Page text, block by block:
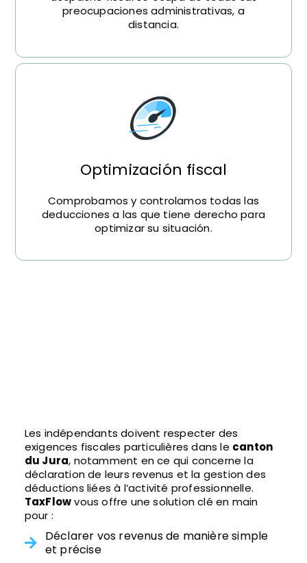
preocupaciones administrativas, a
distancia.
Optimización fiscal
Comprobamos y controlamos todas las
deducciones a las que tiene derecho para
optimizar su situación.
Les indépendants doivent respecter des
exigences fiscales particulières dans le canton
du Jura, notamment en ce qui concerne la
déclaration de leurs revenus et la gestion des
déductions liées à l’activité professionnelle.
TaxFlowvous offre une solution clé en main
pour :
Déclarer vos revenus de manière simple
et précise